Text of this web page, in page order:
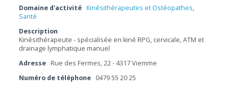
Domaine d'activité Kinésithérapeutes et Ostéopathes,
Santé
Description
Kinésithérapeute - spécialisée en kiné RPG, cervicale, ATM et
drainage lymphatique manuel
Adresse Rue des Fermes, 22 - 4317 Viemme
Numéro de téléphone 0479 55 20 25